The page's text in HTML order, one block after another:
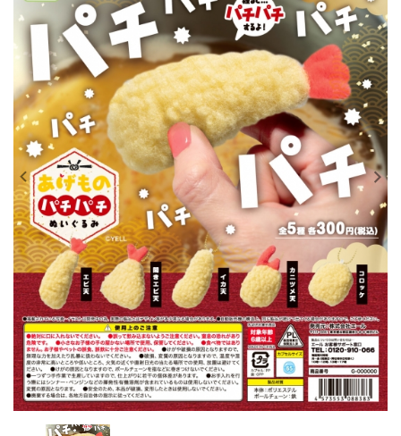
入荷スケジュールをチェック
カプセルトイマシン本体
カプセルトイ
販促用空カプセル
レンタル
景品・玩具・文具
販促用カプセルトイ
よくあるご質問